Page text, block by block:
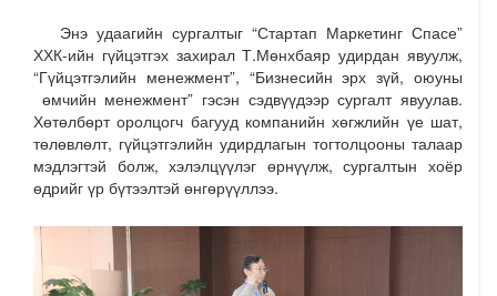
Энэ удаагийн сургалтыг “Стартап Маркетинг Спасе”
ХХК-ийн гүйцэтгэх захирал Т.Мөнхбаяр удирдан явуулж,
“Гүйцэтгэлийн менежмент”, “Бизнесийн эрх зүй, оюуны
өмчийн менежмент” гэсэн сэдвүүдээрсургалт явуулав.
Хөтөлбөрт оролцогч багуудкомпанийн хөгжлийн үе шат,
төлөвлөлт, гүйцэтгэлийн удирдлагын тогтолцооны талаар
мэдлэгтэй болж,хэлэлцүүлэг өрнүүлж, сургалтын хоёр
өдрийг үр бүтээлтэй өнгөрүүллээ.